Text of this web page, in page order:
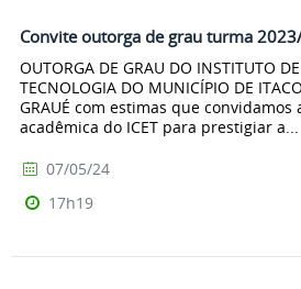
Convite outorga de grau turma
OUTORGA DE GRAU DO INSTITUTO
TECNOLOGIA DO MUNICÍPIO DE
GRAUÉ com estimas que
acadêmica do ICET para prestigiar a...
07/05/24
17h19